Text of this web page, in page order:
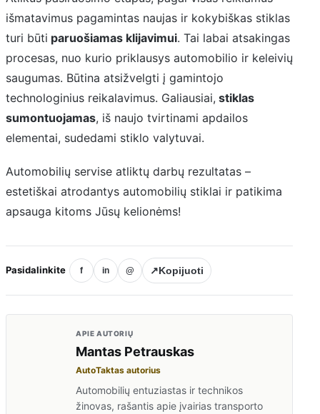
išmatavimus pagamintas naujas ir kokybiškas stiklas
turi būti paruošiamas klijavimui. Tai labai atsakingas
procesas, nuo kurio priklausys automobilio ir keleivių
saugumas. Būtina atsižvelgti į gamintojo
technologinius reikalavimus. Galiausiai, stiklas
sumontuojamas, iš naujo tvirtinami apdailos
elementai, sudedami stiklo valytuvai.
Automobilių servise atliktų darbų rezultatas –
estetiškai atrodantys automobilių stiklai ir patikima
apsauga kitoms Jūsų kelionėms!
Pasidalinkite f in @ ↗Kopijuoti
APIE AUTORIŲ
Mantas Petrauskas
AutoTaktas autorius
Automobilių entuziastas ir technikos
žinovas, rašantis apie įvairias transporto